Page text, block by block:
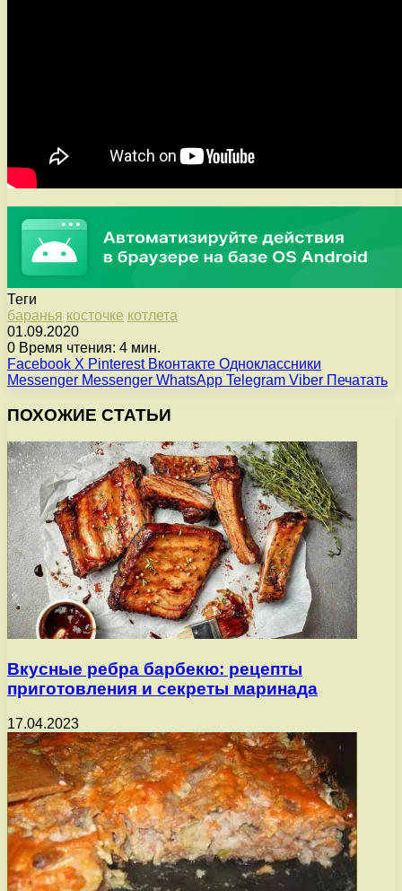
Теги
баранья косточке котлета
01.09.2020
0 Время чтения: 4 мин.
Facebook X Pinterest Вконтакте Одноклассники
Messenger Messenger WhatsApp Telegram Viber Печатать
ПОХОЖИЕ СТАТЬИ
Вкусные ребра барбекю: рецепты
приготовления и секреты маринада
17.04.2023